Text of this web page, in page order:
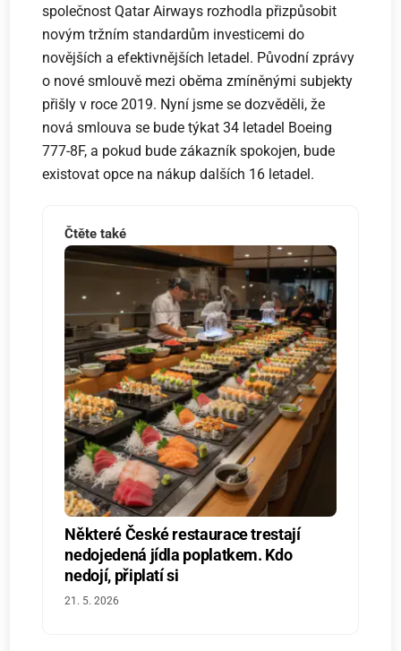
společnost Qatar Airways rozhodla přizpůsobit
novým tržním standardům investicemi do
novějších a efektivnějších letadel. Původní zprávy
o nové smlouvě mezi oběma zmíněnými subjekty
přišly v roce 2019. Nyní jsme se dozvěděli, že
nová smlouva se bude týkat 34 letadel Boeing
777-8F, a pokud bude zákazník spokojen, bude
existovat opce na nákup dalších 16 letadel.
Čtěte také
Některé České restaurace trestají
nedojedená jídla poplatkem. Kdo
nedojí, připlatí si
21. 5. 2026